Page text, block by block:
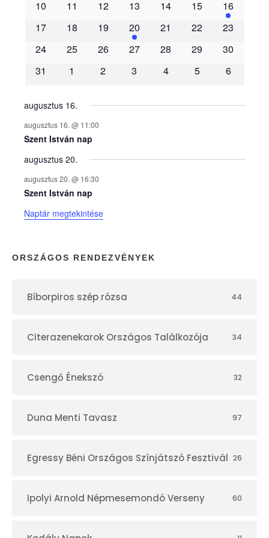
m
é
n
y
e
k
n
a
p
r
10
11 12 13 14 15
16
17
18 19 20 21 22
23
24
25 26 27 28 29
30
31
1 2 3 4 5 6
augusztus 16.
augusztus 16. @ 11:00
Szent István nap
augusztus 20.
augusztus 20. @ 16:30
Szent István nap
Naptár megtekintése
ORSZÁGOS RENDEZVÉNYEK
Bíborpiros szép rózsa 44
Citerazenekarok Országos Találkozója 34
Csengő Énekszó 32
Duna Menti Tavasz 97
Egressy Béni Országos Színjátszó Fesztivál 26
Ipolyi Arnold Népmesemondó Verseny 60